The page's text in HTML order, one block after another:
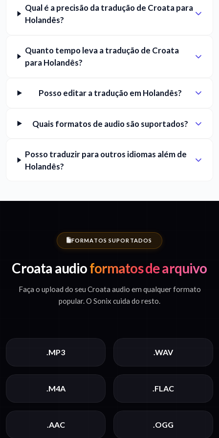
Qual é a precisão da tradução de Croata para
Holandês?
Quanto tempo leva a tradução de Croata
para Holandês?
Posso editar a tradução em Holandês?
Quais formatos de audio são suportados?
Posso traduzir para outros idiomas além de
Holandês?
FORMATOS SUPORTADOS
Croata audioformatos de arquivo
Faça o upload do seu Croata audio em qualquer formato
popular. O Sonix cuida do resto.
.MP3 .WAV
.M4A .FLAC
.AAC .OGG